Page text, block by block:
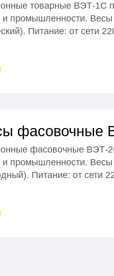
товарные ВЭТ-1С
промышленности.
Питание: от сети
фасовочные
фасовочные ВЭТ-
и промышленности.
Питание: от сети